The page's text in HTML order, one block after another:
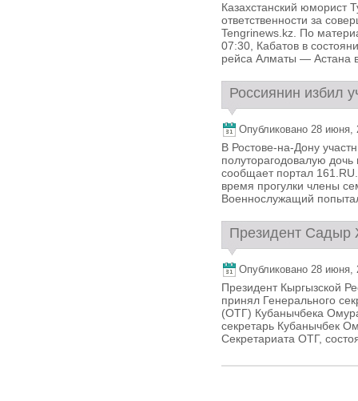
Казахстанский юморист
ответственности за
Tengrinews.kz. По
07:30, Кабатов в
рейса Алматы — Астана
Россиянин избил
Опубликовано 28 июня,
В Ростове-на-Дону
полуторагодовалую
сообщает портал
время прогулки члены
Военнослужащий
Президент Садыр
Опубликовано 28 июня,
Президент Кыргызской
принял Генерального
(ОТГ) Кубанычбека
секретарь Кубанычбек
Секретариата ОТГ,